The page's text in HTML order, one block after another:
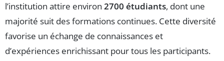
l’institution attire environ 2700 étudiants, dont une
majorité suit des formations continues. Cette diversité
favorise un échange de connaissances et
d’expériences enrichissant pour tous les participants.